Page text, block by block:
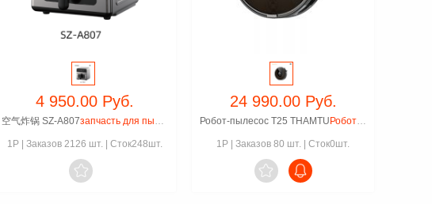
4 950.00 Руб.
空气炸锅 SZ-A807запчасть для пылесосы
1P Заказов 2126 шт. Сток248шт.

24 990.00 Руб.
Робот-пылесос T25 THAMTU Робот-пылесос T25 THAMTU
1P Заказов 80 шт. Сток0шт.
